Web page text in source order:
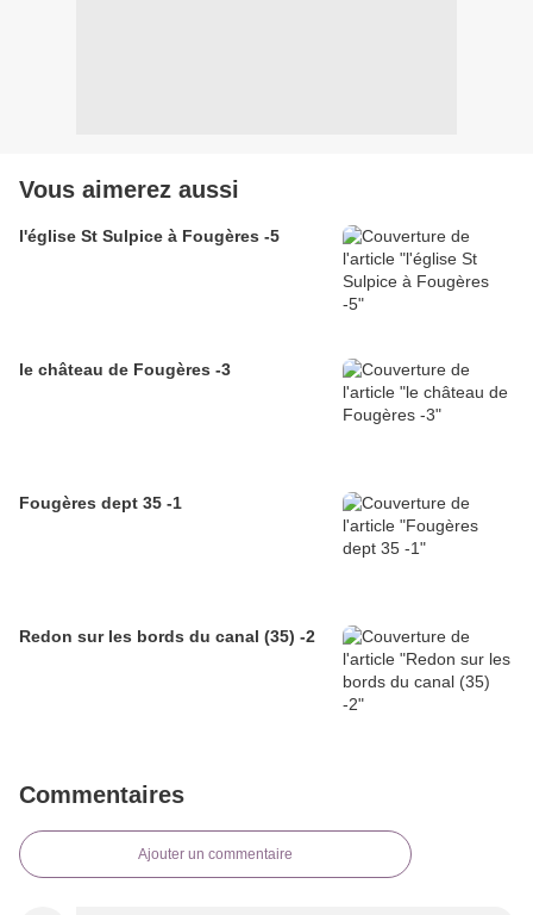
Vous aimerez aussi
l'église St Sulpice à Fougères -5
le château de Fougères -3
Fougères dept 35 -1
Redon sur les bords du canal (35) -2
Commentaires
Ajouter un commentaire